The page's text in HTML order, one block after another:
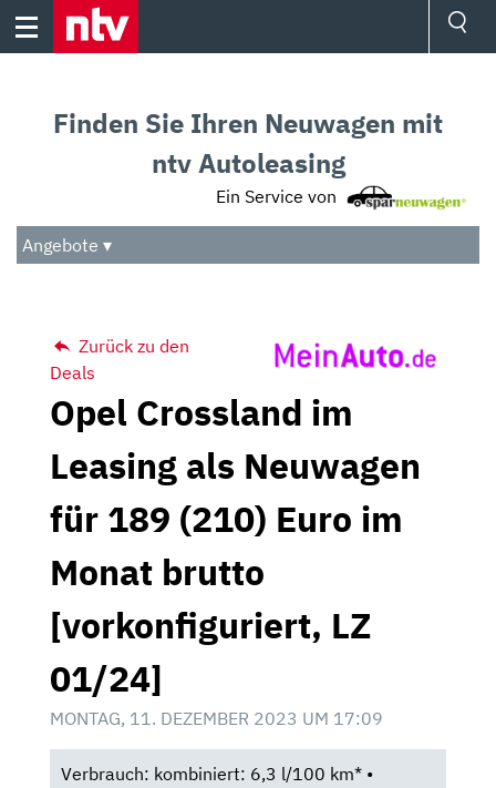
Skip
Audio
Das Beste
Finden Sie Ihren Neuwagen mit
ntv Autoleasing
Ein Service von
Angebote ▾
Zurück zu den
Deals
Opel Crossland im
Leasing als Neuwagen
für 189 (210) Euro im
Monat brutto
[vorkonfiguriert, LZ
01/24]
MONTAG, 11. DEZEMBER 2023 UM 17:09
Verbrauch: kombiniert: 6,3 l/100 km* •